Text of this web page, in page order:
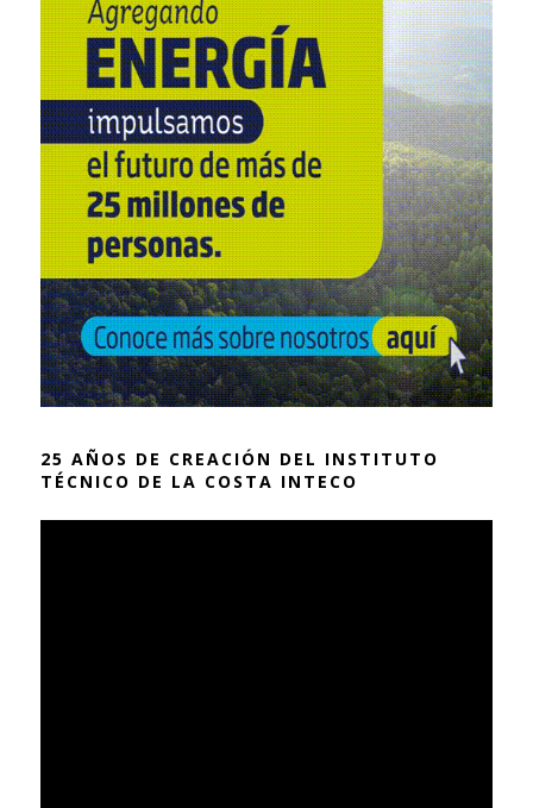
25 AÑOS DE CREACIÓN DEL INSTITUTO
TÉCNICO DE LA COSTA INTECO